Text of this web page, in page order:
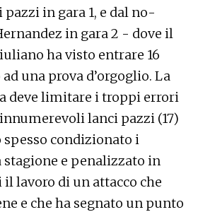
in gara 1, e dal no-
in gara 2 - dove il
ha visto entrare 16
una prova d’orgoglio. La
deve limitare i troppi errori
lanci pazzi (17)
condizionato i
e penalizzato in
lavoro di un attacco che
e che ha segnato un punto